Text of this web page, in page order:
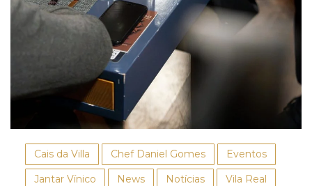
Cais da Villa Chef Daniel Gomes
Eventos
Jantar Vínico
News Notícias
Vila Real